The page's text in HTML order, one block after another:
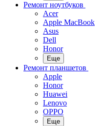
Ремонт ноутбуков
Acer
Apple MacBook
Asus
Dell
Honor
Еще
Ремонт планшетов
Apple
Honor
Huawei
Lenovo
OPPO
Еще